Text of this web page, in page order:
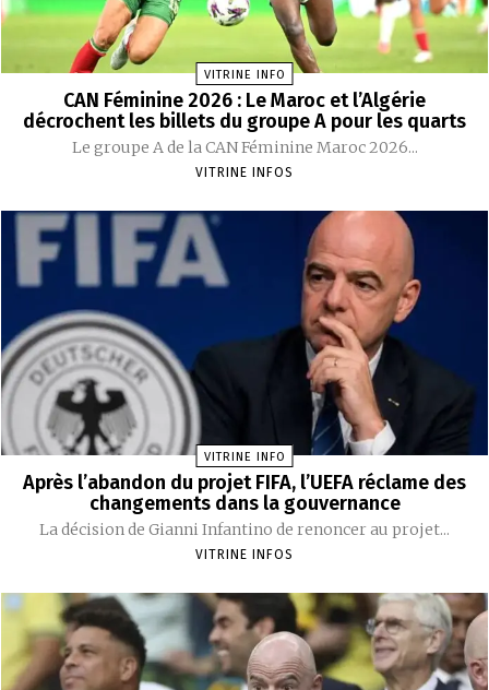
VITRINE INFO
CAN Féminine 2026 : Le Maroc et l’Algérie
décrochent les billets du groupe A pour les quarts
Le groupe A de la CAN Féminine Maroc 2026...
VITRINE INFOS
VITRINE INFO
Après l’abandon du projet FIFA, l’UEFA réclame des
changements dans la gouvernance
La décision de Gianni Infantino de renoncer au projet...
VITRINE INFOS